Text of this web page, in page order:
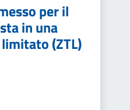
per il
in una
(ZTL)